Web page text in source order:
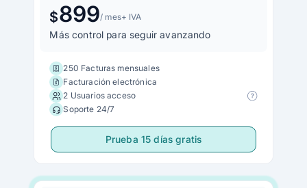
$899/ mes+ IVA
Más control para seguir avanzando
250 Facturas mensuales
Facturación electrónica
2 Usuarios acceso
Soporte 24/7
Prueba 15 días gratis